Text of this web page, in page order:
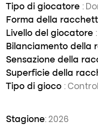
Tipo di giocatore :
Forma della
Livello del giocatore
Bilanciamento della
Sensazione della
Superficie della
Tipo di gioco :
Stagione: 2026